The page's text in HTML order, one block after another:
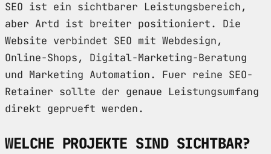
SEO ist ein sichtbarer Leistungsbereich,
aber Artd ist breiter positioniert. Die
Website verbindet SEO mit Webdesign,
Online-Shops, Digital-Marketing-Beratung
und Marketing Automation. Fuer reine SEO-
Retainer sollte der genaue Leistungsumfang
direkt geprueft werden.
WELCHE PROJEKTE SIND SICHTBAR?